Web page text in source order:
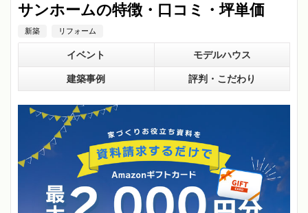
サンホームの特徴・口コミ・坪単価
新築 リフォーム
イベント モデルハウス
建築事例 評判・こだわり